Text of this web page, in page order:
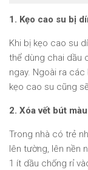
1. Kẹo cao su bị
Khi bị kẹo cao su
thể dùng chai dầu
ngay. Ngoài ra
kẹo cao su cũng
2. Xóa vết bút
Trong nhà có trẻ
lên tường, lên nền
1 ít dầu chống rỉ